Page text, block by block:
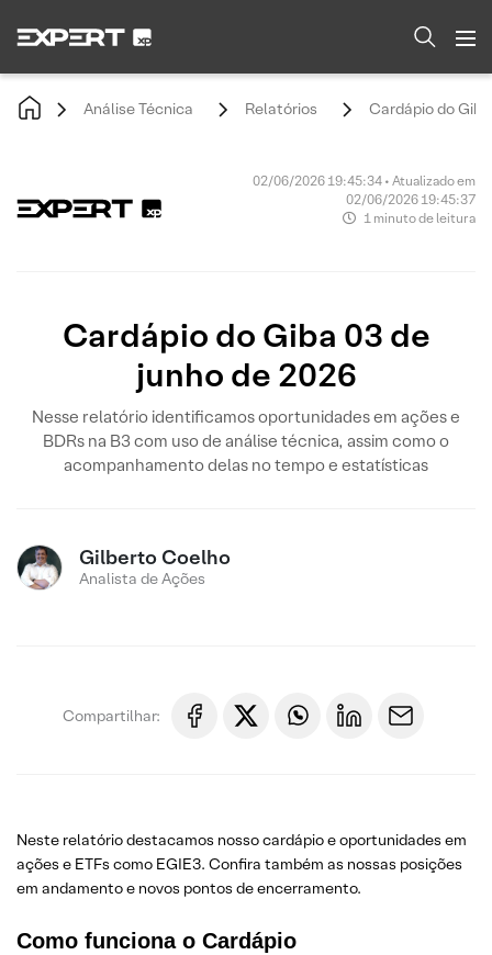
Análise Técnica Relatórios Cardápio do
02/06/2026 19:45:34 • Atualizado em
02/06/2026 19:45:37
1 minuto de leitura
Cardápio do Giba 03 de
junho de 2026
Nesse relatório identificamos oportunidades em ações e
BDRs na B3 com uso de análise técnica, assim como o
acompanhamento delas no tempo e estatísticas
Gilberto Coelho
Analista de Ações
Compartilhar:
Neste relatório destacamos nosso cardápio e oportunidades em
ações e ETFs como EGIE3. Confira também as nossas posições
em andamento e novos pontos de encerramento.
Como funciona o Cardápio